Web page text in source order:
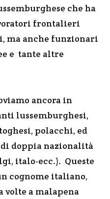
che ha
frontalieri
ma anche funzionari
e tante altre
ancora in
lussemburghesi,
polacchi, ed
doppia nazionalità
italo-ecc.). Queste
cognome italiano,
volte a malapena